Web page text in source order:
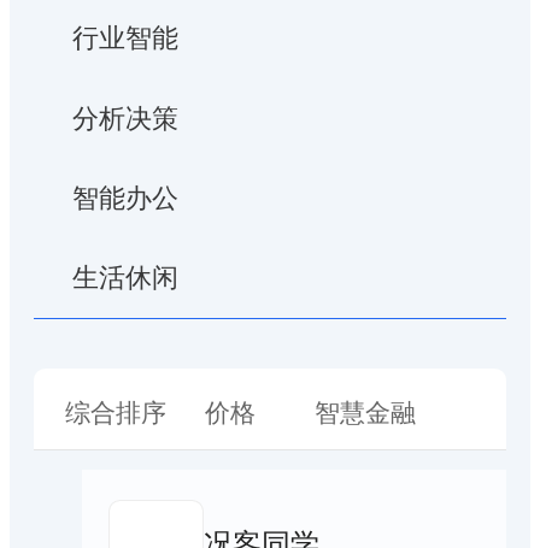
行业智能
分析决策
智能办公
生活休闲
综合排序 价格 智慧金融